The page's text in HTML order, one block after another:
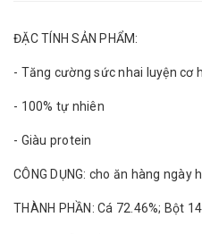
ĐẶC TÍNH SẢN PHẨM:
- Tăng cường sức nhai luyện cơ
- 100% tự nhiên
- Giàu protein
CÔNG DỤNG: cho ăn hàng
THÀNH PHẦN: Cá 72.46%; Bột